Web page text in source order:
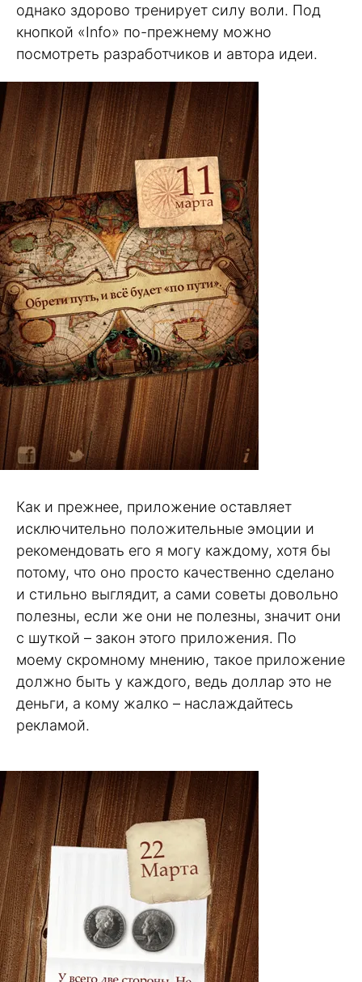
однако здорово тренирует силу воли. Под
кнопкой «Info» по-прежнему можно
посмотреть разработчиков и автора идеи.
Как и прежнее, приложение оставляет
исключительно положительные эмоции и
рекомендовать его я могу каждому, хотя бы
потому, что оно просто качественно сделано
и стильно выглядит, а сами советы довольно
полезны, если же они не полезны, значит они
с шуткой – закон этого приложения. По
моему скромному мнению, такое приложение
должно быть у каждого, ведь доллар это не
деньги, а кому жалко – наслаждайтесь
рекламой.